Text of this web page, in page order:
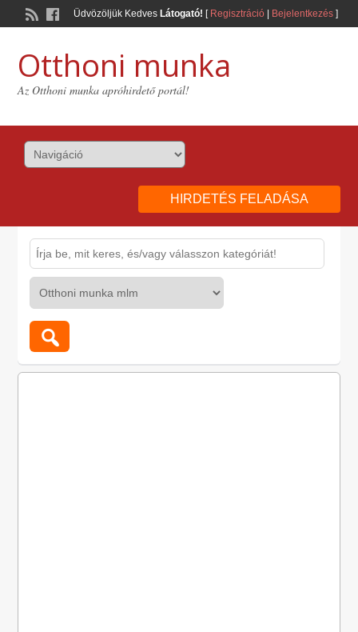
Üdvözöljük Kedves Látogató! [ Regisztráció| Bejelentkezés]
Otthoni munka
Az Otthoni munka apróhirdető portál!
HIRDETÉS FELADÁSA